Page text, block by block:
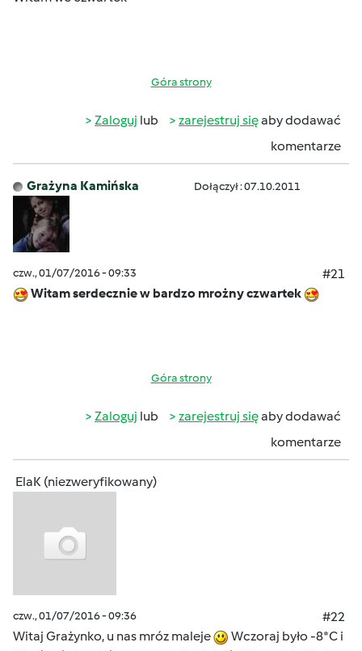
Góra strony
Zaloguj lub zarejestruj sięaby dodawać
komentarze
Grażyna Kamińska Dołączył : 07.10.2011
czw., 01/07/2016 - 09:33
#21
Witam serdecznie w bardzo mrożny czwartek
Góra strony
Zaloguj lub zarejestruj sięaby dodawać
komentarze
ElaK (niezweryfikowany)
czw., 01/07/2016 - 09:36
#22
Witaj Grażynko, u nas mróz maleje
Wczoraj było -8*C i